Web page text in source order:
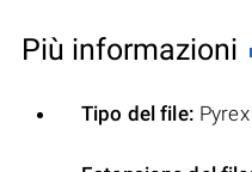
Più informazioni
Tipo del file: